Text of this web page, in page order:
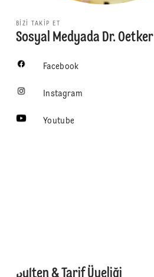
BIZI TAKIP ET
Sosyal Medyada Dr. Oetker
Facebook
Instagram
Youtube
Bülten & Tarif Üyeliği